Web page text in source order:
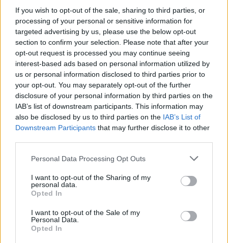
If you wish to opt-out of the sale, sharing to third parties, or
processing of your personal or sensitive information for
targeted advertising by us, please use the below opt-out
section to confirm your selection. Please note that after your
opt-out request is processed you may continue seeing
interest-based ads based on personal information utilized by
us or personal information disclosed to third parties prior to
your opt-out. You may separately opt-out of the further
disclosure of your personal information by third parties on the
IAB’s list of downstream participants. This information may
also be disclosed by us to third parties on the IAB’s List of
Downstream Participants that may further disclose it to other
Personal Data Processing Opt Outs
I want to opt-out of the Sharing of my
personal data.
Opted In
I want to opt-out of the Sale of my
Personal Data.
Opted In
🔎 Terras Check | Câmara de Espinho gastou 120
mil euros num "sunset"?
7/08/2026